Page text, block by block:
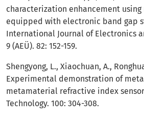
characterization enhancement using
equipped with electronic band gap
International Journal of Electronics
9 (AEÜ). 82: 152-159.
Shengyong, L., Xiaochuan, A.,
Experimental demonstration of
metamaterial refractive index
Technology. 100: 304-308.